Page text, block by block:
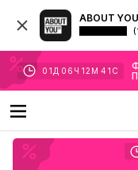
ABOUT
01 Д 06 Ч 12 М 39 С